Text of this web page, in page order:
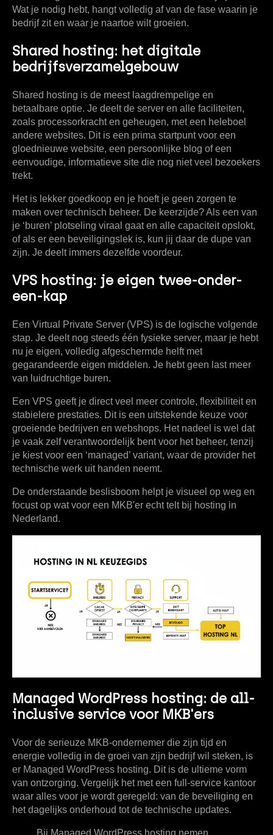
Wat je nodig hebt, hangt volledig af van de fase waarin je
bedrijf zit en waar je naartoe wilt groeien.
Shared hosting: het digitale
bedrijfsverzamelgebouw
Shared hosting is de meest laagdrempelige en
betaalbare optie. Je deelt de server en alle faciliteiten,
zoals processorkracht en geheugen, met een heleboel
andere websites. Dit is een prima startpunt voor een
gloednieuwe website, een persoonlijke blog of een
eenvoudige, informatieve site die nog niet veel bezoekers
trekt.
Het is lekker goedkoop en je hoeft je geen zorgen te
maken over technisch beheer. De keerzijde? Als een van
je ‘buren’ plotseling viraal gaat en alle capaciteit opslokt,
of als er een beveiligingslek is, kun jij daar de dupe van
zijn. Je deelt immers dezelfde voordeur.
VPS hosting: je eigen twee-onder-
een-kap
Een Virtual Private Server (VPS) is de logische volgende
stap. Je deelt nog steeds één fysieke server, maar je hebt
nu je eigen, volledig afgeschermde helft met
gegarandeerde eigen middelen. Je hebt geen last meer
van luidruchtige buren.
Een VPS geeft je direct veel meer controle, flexibiliteit en
stabielere prestaties. Dit is een uitstekende keuze voor
groeiende bedrijven en webshops. Het nadeel is wel dat
je vaak zelf verantwoordelijk bent voor het beheer, tenzij
je kiest voor een ‘managed’ variant, waar de provider het
technische werk uit handen neemt.
De onderstaande beslisboom helpt je visueel op weg en
focust op wat voor een MKB'er echt telt bij hosting in
Nederland.
Managed WordPress hosting: de all-
inclusive service voor MKB'ers
Voor de serieuze MKB-ondernemer die zijn tijd en
energie volledig in de groei van zijn bedrijf wil steken, is
er Managed WordPress hosting. Dit is de ultieme vorm
van ontzorging. Vergelijk het met een full-service kantoor
waar alles voor je wordt geregeld: van de beveiliging en
het dagelijks onderhoud tot de technische updates.
Bij Managed WordPress hosting nemen